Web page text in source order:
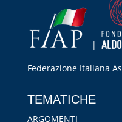
|
Federazione Italiana
TEMATICHE
ARGOMENTI
RIPRISTINA
-A 100% +A